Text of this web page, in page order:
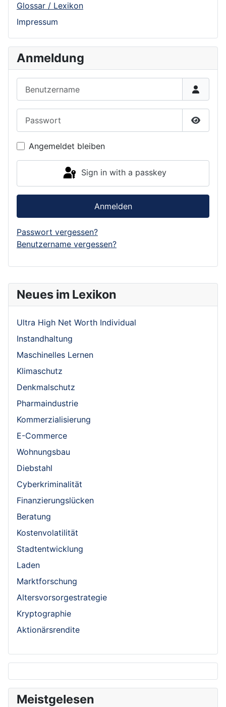
Neues im Lexikon
Ultra High Net Worth Individual
Instandhaltung
Maschinelles Lernen
Klimaschutz
Denkmalschutz
Pharmaindustrie
Kommerzialisierung
E-Commerce
Wohnungsbau
Diebstahl
Cyberkriminalität
Finanzierungslücken
Beratung
Kostenvolatilität
Stadtentwicklung
Laden
Marktforschung
Altersvorsorgestrategie
Kryptographie
Aktionärsrendite
Meistgelesen
Glossar / Lexikon
Impressum
Anmeldung
Show
Angemeldet bleiben
Sign in with a passkey
Anmelden
Passwort vergessen?
Benutzername vergessen?